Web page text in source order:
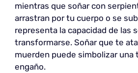
mientras que soñar con
arrastran por tu cuerpo o se
representa la capacidad de las
transformarse. Soñar que te
muerden puede simbolizar una
engaño.